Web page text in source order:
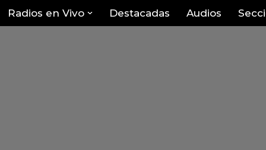
Radios en Vivo Destacadas Audios